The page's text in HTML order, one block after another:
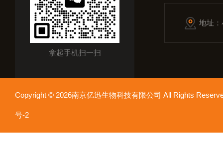
拿起手机扫一扫
地址
Copyright © 2026南京亿迅生物科技有限公司 All Rights
号-2